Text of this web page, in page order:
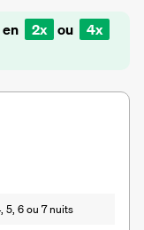
2x ou 4x
5, 6 ou 7 nuits